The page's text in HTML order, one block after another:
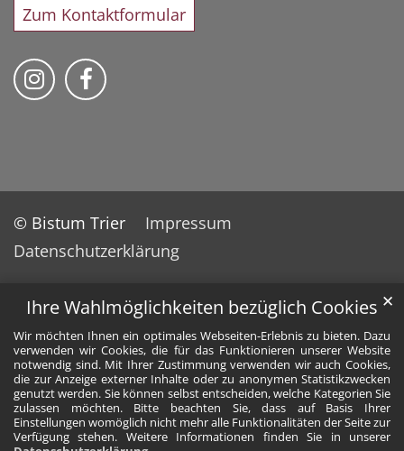
Ihre Wahlmöglichkeiten bezüglich Cookies
Wir möchten Ihnen ein optimales Webseiten-Erlebnis zu bieten. Dazu
verwenden wir Cookies, die für das Funktionieren unserer Website
notwendig sind. Mit Ihrer Zustimmung verwenden wir auch Cookies,
die zur Anzeige externer Inhalte oder zu anonymen Statistikzwecken
genutzt werden. Sie können selbst entscheiden, welche Kategorien Sie
zulassen möchten. Bitte beachten Sie, dass auf Basis Ihrer
Einstellungen womöglich nicht mehr alle Funktionalitäten der Seite zur
Verfügung stehen. Weitere Informationen finden Sie in unserer
✕
Zum Kontaktformular
Bischöfliches Priesterseminar auf
Bischöfliches Priesterseminar auf
© Bistum Trier
Impressum
Datenschutzerklärung